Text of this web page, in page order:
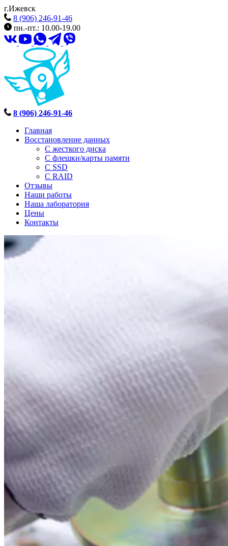
г.Ижевск
8 (906) 246-91-46
пн.-пт.: 10.00-19.00
8 (906) 246-91-46
Главная
Восстановление данных
С жесткого диска
С флешки/карты памяти
С SSD
С RAID
Отзывы
Наши работы
Наша лаборатория
Цены
Контакты